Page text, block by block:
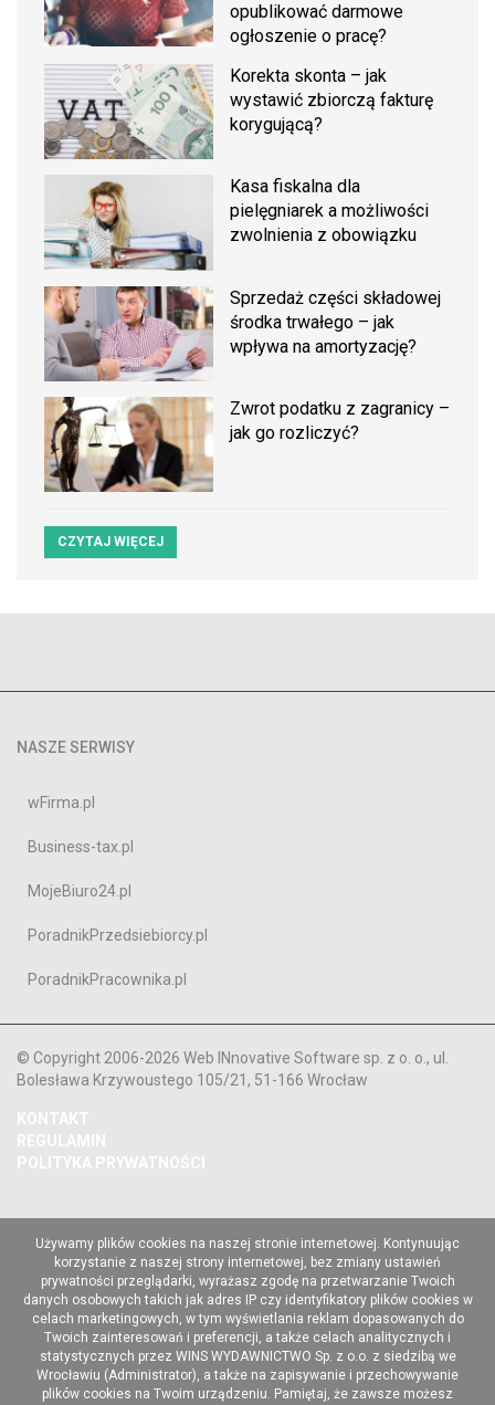
opublikować darmowe
ogłoszenie o pracę?
Korekta skonta – jak
wystawić zbiorczą fakturę
korygującą?
Kasa fiskalna dla
pielęgniarek a możliwości
zwolnienia z obowiązku
Sprzedaż części składowej
środka trwałego – jak
wpływa na amortyzację?
Zwrot podatku z zagranicy –
jak go rozliczyć?
CZYTAJ WIĘCEJ
NASZE SERWISY
wFirma.pl
Business-tax.pl
MojeBiuro24.pl
PoradnikPrzedsiebiorcy.pl
PoradnikPracownika.pl
© Copyright 2006-2026 Web INnovative Software sp. z o. o., ul.
Bolesława Krzywoustego 105/21, 51-166 Wrocław
KONTAKT
REGULAMIN
POLITYKA PRYWATNOŚCI
Używamy plików cookies na naszej stronie internetowej. Kontynuując
korzystanie z naszej strony internetowej, bez zmiany ustawień
prywatności przeglądarki, wyrażasz zgodę na przetwarzanie Twoich
danych osobowych takich jak adres IP czy identyfikatory plików cookies w
celach marketingowych, w tym wyświetlania reklam dopasowanych do
Twoich zainteresowań i preferencji, a także celach analitycznych i
statystycznych przez WINS WYDAWNICTWO Sp. z o.o. z siedzibą we
Wrocławiu (Administrator), a także na zapisywanie i przechowywanie
plików cookies na Twoim urządzeniu. Pamiętaj, że zawsze możesz